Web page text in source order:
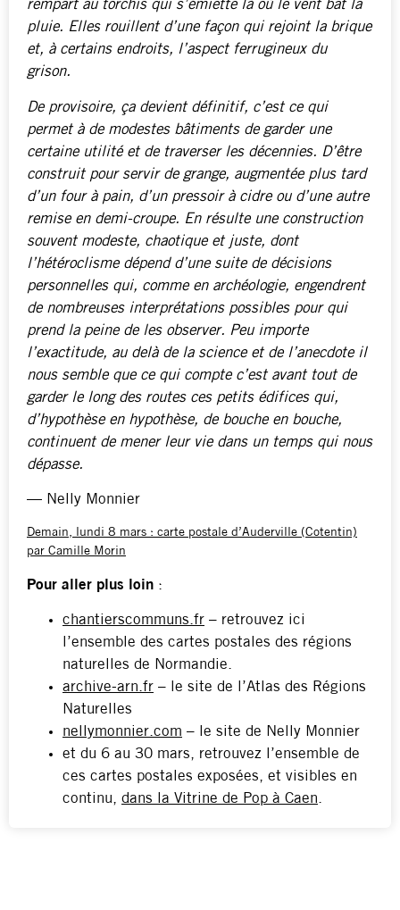
rempart au torchis qui s’émiette là où le vent bat la
pluie. Elles rouillent d’une façon qui rejoint la brique
et, à certains endroits, l’aspect ferrugineux du
grison.
De provisoire, ça devient définitif, c’est ce qui
permet à de modestes bâtiments de garder une
certaine utilité et de traverser les décennies. D’être
construit pour servir de grange, augmentée plus tard
d’un four à pain, d’un pressoir à cidre ou d’une autre
remise en demi-croupe. En résulte une construction
souvent modeste, chaotique et juste, dont
l’hétéroclisme dépend d’une suite de décisions
personnelles qui, comme en archéologie, engendrent
de nombreuses interprétations possibles pour qui
prend la peine de les observer. Peu importe
l’exactitude, au delà de la science et de l’anecdote il
nous semble que ce qui compte c’est avant tout de
garder le long des routes ces petits édifices qui,
d’hypothèse en hypothèse, de bouche en bouche,
continuent de mener leur vie dans un temps qui nous
dépasse.
— Nelly Monnier
Demain, lundi 8 mars : carte postale d’Auderville (Cotentin)
par Camille Morin
Pour aller plus loin :
chantierscommuns.fr – retrouvez ici
l’ensemble des cartes postales des régions
naturelles de Normandie.
archive-arn.fr – le site de l’Atlas des Régions
Naturelles
nellymonnier.com – le site de Nelly Monnier
et du 6 au 30 mars, retrouvez l’ensemble de
ces cartes postales exposées, et visibles en
continu, dans la Vitrine de Pop à Caen.